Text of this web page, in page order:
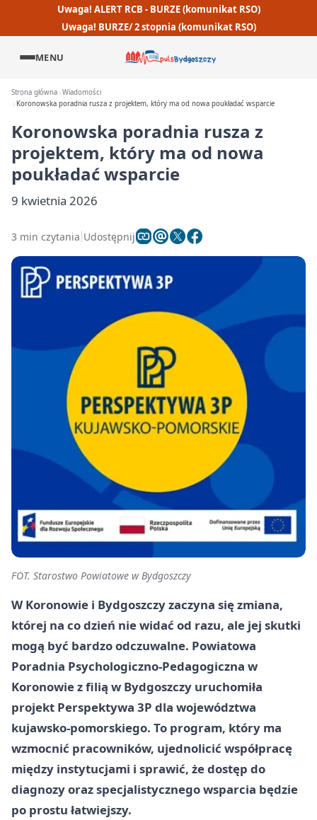
Uwaga! ALERT RCB - BURZE (komunikat RSO)
Uwaga! BURZE/ 2 stopnia (komunikat RSO)
MENU
Strona główna Wiadomości
Koronowska poradnia rusza z projektem, który ma od nowa poukładać wsparcie
Koronowska poradnia rusza z
projektem, który ma od nowa
poukładać wsparcie
9 kwietnia 2026
3 min czytania Udostępnij
FOT. Starostwo Powiatowe w Bydgoszczy
W Koronowie i Bydgoszczy zaczyna się zmiana,
której na co dzień nie widać od razu, ale jej skutki
mogą być bardzo odczuwalne. Powiatowa
Poradnia Psychologiczno-Pedagogiczna w
Koronowie z filią w Bydgoszczy uruchomiła
projekt Perspektywa 3P dla województwa
kujawsko-pomorskiego. To program, który ma
wzmocnić pracowników, ujednolicić współpracę
między instytucjami i sprawić, że dostęp do
diagnozy oraz specjalistycznego wsparcia będzie
po prostu łatwiejszy.